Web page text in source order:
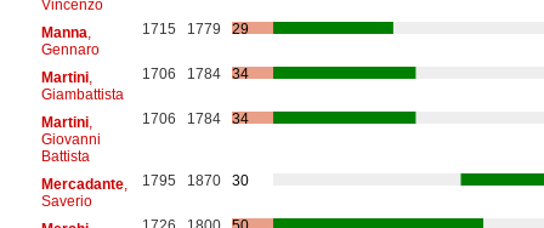
Vincenzo
Manna
Gennaro
1715 1779 29
Martini,
Giambattista
1706 1784 34
Martini,
Giovanni
Battista
1706 1784 34
Mercadante,
Saverio
1795 1870 30